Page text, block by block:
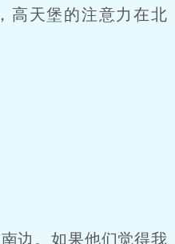
天堡的注意力在北
边。如果他们觉得我